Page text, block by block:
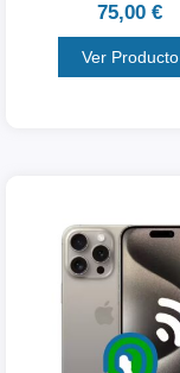
75,00 €
Ver Producto